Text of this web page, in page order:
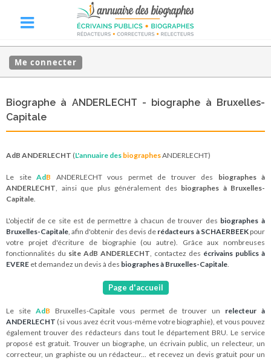
Me connecter
Biographe à ANDERLECHT - biographe à Bruxelles-
Capitale
AdB ANDERLECHT (L'annuaire des biographesANDERLECHT)
Le site AdB ANDERLECHT vous permet de trouver des biographes à
ANDERLECHT, ainsi que plus généralement des biographes à Bruxelles-
Capitale.
L'objectif de ce site est de permettre à chacun de trouver des biographes à
Bruxelles-Capitale, afin d'obtenir des devis de rédacteurs à SCHAERBEEKpour
votre projet d'écriture de biographie (ou autre). Grâce aux nombreuses
fonctionnalités du site AdB ANDERLECHT, contactez des écrivains publics à
EVERE et demandez un devis à des biographes à Bruxelles-Capitale.
Page d'accueil
Le site AdB Bruxelles-Capitale vous permet de trouver un relecteur à
ANDERLECHT (si vous avez écrit vous-même votre biographie), et vous pouvez
également trouver des rédacteurs dans tout le département BRU. Le service
proposé est gratuit. Trouver un biographe, un écrivain public, un relecteur, un
correcteur, un graphiste ou un rédacteur... et recevez un devis gratuit pour un